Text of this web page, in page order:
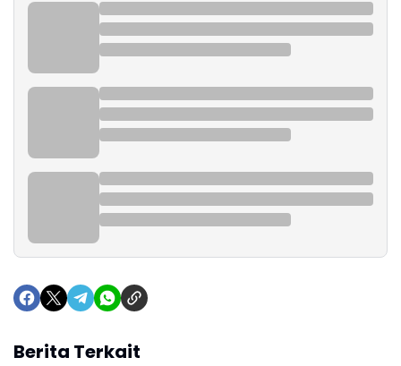
Berita Terkait